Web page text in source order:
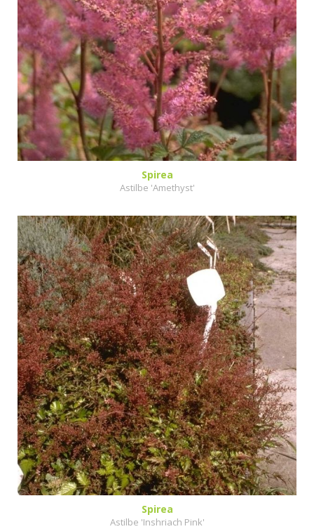
Spirea
Astilbe 'Amethyst'
Spirea
Astilbe 'Inshriach Pink'